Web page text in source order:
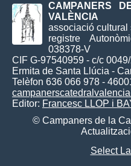
CAMPANERS
VALÈNCIA
associació cultural
registre
038378-V
CIF G-97540959 - c/c
Ermita de Santa Llúcia -
Telèfon 636 066 978 -
Editor: Francesc LLOP i
© Campaners de la
Select